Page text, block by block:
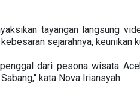
tayangan langsung
sejarahnya, keunikan
dari pesona wisata
kata Nova Iriansyah.